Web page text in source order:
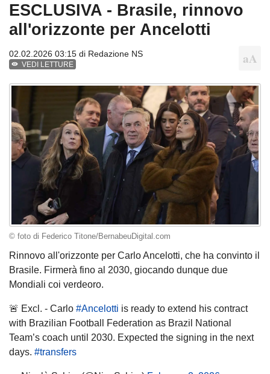
ESCLUSIVA - Brasile, rinnovo
all'orizzonte per Ancelotti
02.02.2026 03:15 di Redazione NS
VEDI LETTURE
© foto di Federico Titone/BernabeuDigital.com
Rinnovo all'orizzonte per Carlo Ancelotti, che ha convinto il
Brasile. Firmerà fino al 2030, giocando dunque due
Mondiali coi verdeoro.
🚨 Excl. - Carlo #Ancelotti is ready to extend his contract
with Brazilian Football Federation as Brazil National
Team’s coach until 2030. Expected the signing in the next
days. #transfers